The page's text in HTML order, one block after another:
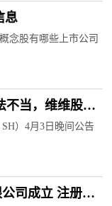
息
念股有哪些上市公司
不当，维维股份
示函
）4月3日晚间公告
司成立 注册资